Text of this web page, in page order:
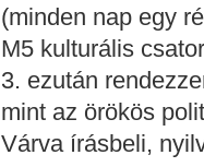
(minden nap egy
M5 kulturális
3. ezután
mint az örökös
Várva írásbeli,